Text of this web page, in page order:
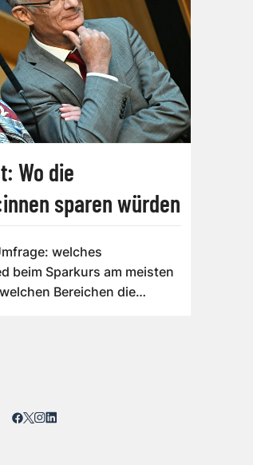
Wo die
sparen würden
welches
beim Sparkurs am meisten
Bereichen die